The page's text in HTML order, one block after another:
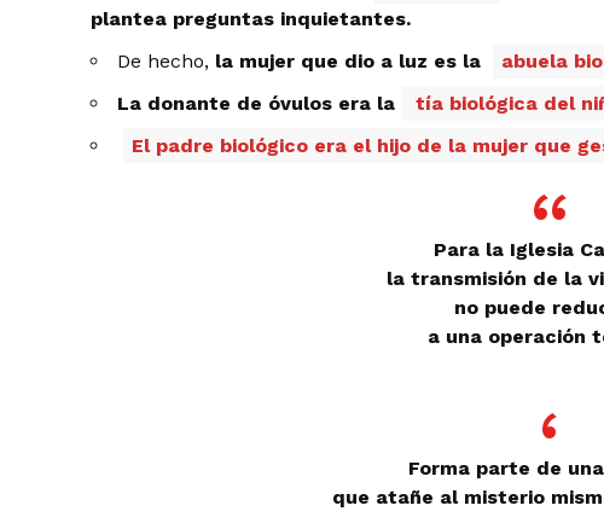
plantea preguntas inquietantes.
De hecho, la mujer que dio a luz es la abuela
La donante de óvulos era la
tía biológica del
El padre biológico era el hijo de la mujer que
Para la Iglesia
la transmisión de la
no puede
a una operación
Forma parte de
que atañe al misterio